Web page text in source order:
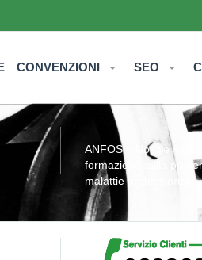
CONVENZIONI SEO
ANFOS» Notizie»
formazione sulla
malattie professionali